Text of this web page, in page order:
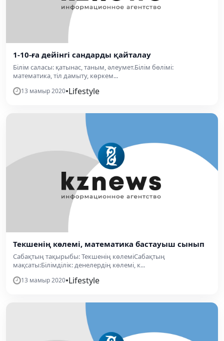
1-10-ға дейінгі сандарды қайталау
Білім саласы: қатынас, таным, әлеумет.Білім бөлімі:
математика, тіл дамыту, көркем...
13 мамыр 2020•Lifestyle
Текшенің көлемі, математика бастауыш сынып
Сабақтың тақырыбы: Текшенің көлеміСабақтың
мақсаты:Білімділік: денелердің көлемі, к...
13 мамыр 2020•Lifestyle